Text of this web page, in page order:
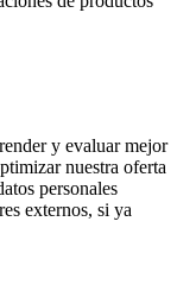
y evaluar mejor
nuestra oferta
personales
externos, si ya